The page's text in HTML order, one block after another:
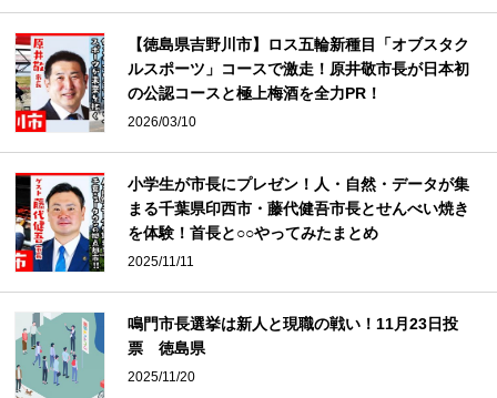
【徳島県吉野川市】ロス五輪新種目「オブスタク
ルスポーツ」コースで激走！原井敬市長が日本初
の公認コースと極上梅酒を全力PR！
2026/03/10
小学生が市長にプレゼン！人・自然・データが集
まる千葉県印西市・藤代健吾市長とせんべい焼き
を体験！首長と○○やってみたまとめ
2025/11/11
鳴門市長選挙は新人と現職の戦い！11月23日投
票 徳島県
2025/11/20